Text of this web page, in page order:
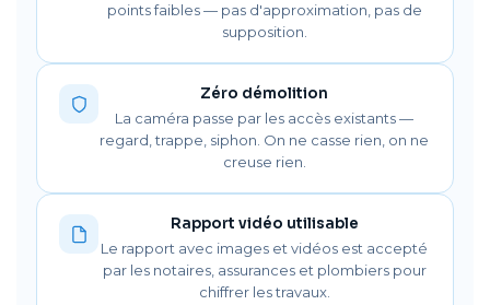
points faibles — pas d'approximation, pas de
supposition.
Zéro démolition
La caméra passe par les accès existants —
regard, trappe, siphon. On ne casse rien, on ne
creuse rien.
Rapport vidéo utilisable
Le rapport avec images et vidéos est accepté
par les notaires, assurances et plombiers pour
chiffrer les travaux.